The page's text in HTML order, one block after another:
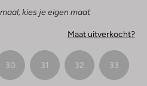
kies je eigen maat
Maat uitverkocht?
30 31 32 33